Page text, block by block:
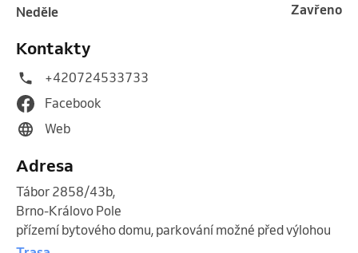
neděle
Zavřeno
Kontakty
+420724533733
Facebook
Web
Adresa
Tábor 2858/43b,
Brno-Královo Pole
přízemí bytového domu, parkování možné před výlohou